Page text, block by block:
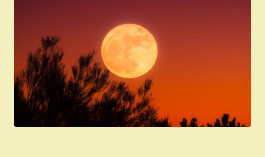
ÍRJ NEKEM!
IRATKOZZ FEL A VIDEÓ CSATORNÁNKRA!
TAROT ELEMZÉS MEGRENDELÉSE LIMITÁLT!
AJÁNDÉKOKKAL!